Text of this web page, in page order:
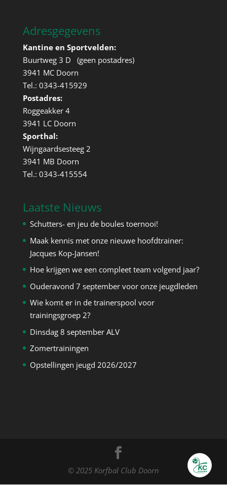
Adresgegevens
Kantine en Sportvelden:
Buurtweg 3 D (geen postadres)
3941 MC Doorn
Tel.: 0343-415929
Postadres:
Roggeakker 4
3941 LC Doorn
Sporthal:
Wijngaardsesteeg 2
3941 MB Doorn
Tel.: 0343-415554
Laatste Nieuws
Schutters- en jeu de boules toernooi!
Maak kennis met onze nieuwe hoofdtrainer:
Jacques Kop-Jansen!
Hoe krijgen we een compleet team volgend jaar?
Ouderavond 7 september voor onze jeugdleden
Wie komt er in de trainerspool voor
trainingsgroep 2?
Dinsdag 8 september ALV
Zomertrainingen
Opstellingen jeugd 2026/2027
© 2025 Korfbal Club Doorn